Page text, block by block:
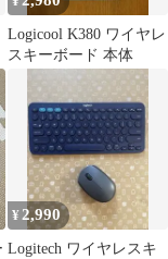
Logicool K380 ワイヤレ
スキーボード 本体
¥2,990
Logitech ワイヤレスキ